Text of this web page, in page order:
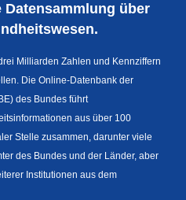
über
Milliarden Zahlen und Kennziffern
Die Online-Datenbank der
des Bundes führt
aus über 100
Stelle zusammen, darunter viele
des Bundes und der Länder, aber
Institutionen aus dem